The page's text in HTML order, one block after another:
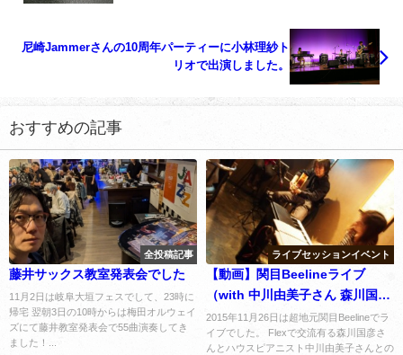
尼崎Jammerさんの10周年パーティーに小林理紗ト
リオで出演しました。
おすすめの記事
全投稿記事
藤井サックス教室発表会でした
11月2日は岐阜大垣フェスでして、23時に
帰宅 翌朝3日の10時からは梅田オルウェイ
ズにて藤井教室発表会で55曲演奏してき
ました！...
ライブセッションイベント
【動画】関目Beelineライブ
（with 中川由美子さん 森川国彦
さん）レポート
2015年11月26日は超地元関目Beelineでラ
イブでした。 Flexで交流有る森川国彦さ
んとハウスピアニスト中川由美子さんとの